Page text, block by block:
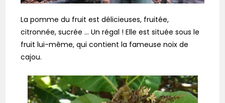
La pomme du fruit est délicieuses, fruitée,
citronnée, sucrée … Un régal ! Elle est située sous le
fruit lui-même, qui contient la fameuse noix de
cajou.